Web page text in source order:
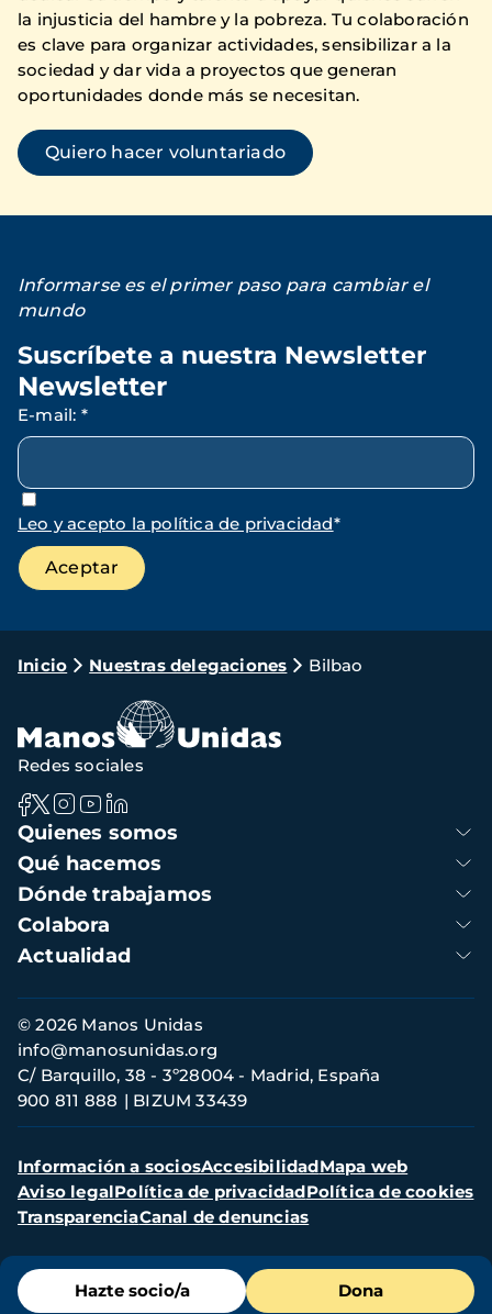
la injusticia del hambre y la pobreza. Tu colaboración
es clave para organizar actividades, sensibilizar a la
sociedad y dar vida a proyectos que generan
oportunidades donde más se necesitan.
Quiero hacer voluntariado
Informarse es el primer paso para cambiar el
mundo
Suscríbete a nuestra Newsletter
Newsletter
E-mail: *
Leo y acepto la política de privacidad*
Ruta
navegación
Inicio Nuestras delegaciones Bilbao
Menú
de
Hazte socio/a Dona
Navegación
principal
Quienes somos
Qué hacemos
Dónde trabajamos
Colabora
Actualidad
Redes sociales
Información
de
contacto
© 2026 Manos Unidas
C/ Barquillo, 38 - 3º28004 - Madrid, España
900 811 888
BIZUM 33439
info@manosunidas.org
Menú
secundario
Información a sociosAccesibilidadMapa web
Aviso legalPolítica de privacidadPolítica de cookies
TransparenciaCanal de denuncias